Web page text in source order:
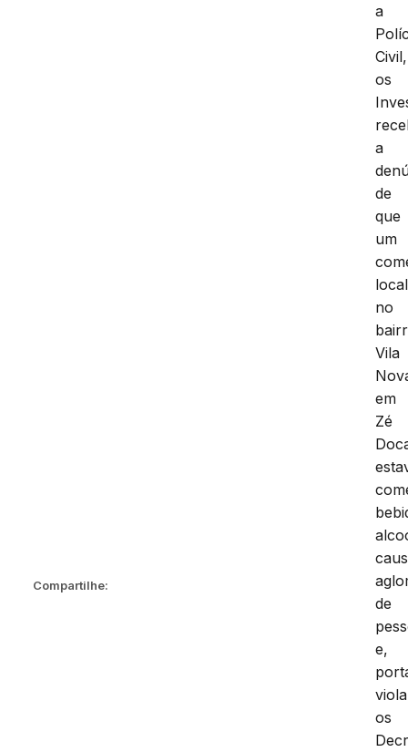
Compartilhe:
a
Civil,
os
a
de
que
um
no
Vila
em
Zé
de
e,
os